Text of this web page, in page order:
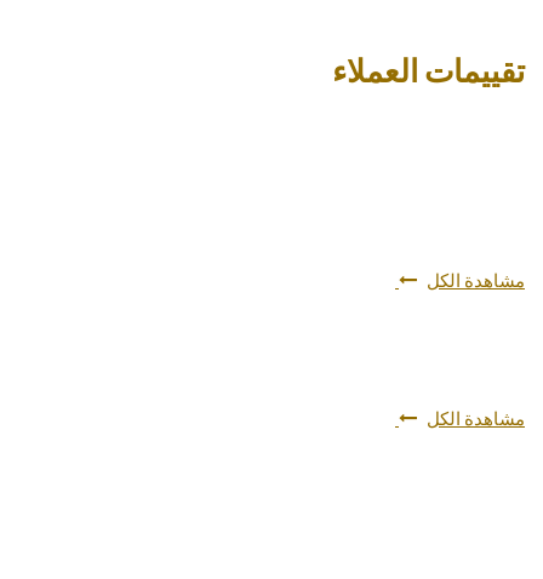
تقييمات العملاء
مشاهدة الكل
مشاهدة الكل